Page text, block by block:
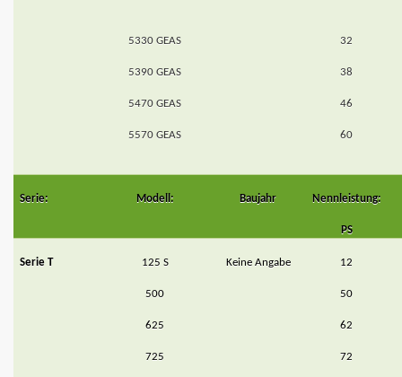
5330 GEAS
5390 GEAS
5470 GEAS
5570 GEAS
32
38
46
60
Serie: Modell: Baujahr Nennleistung:
PS
Serie T 125 S
500
625
725
Keine Angabe 12
50
62
72